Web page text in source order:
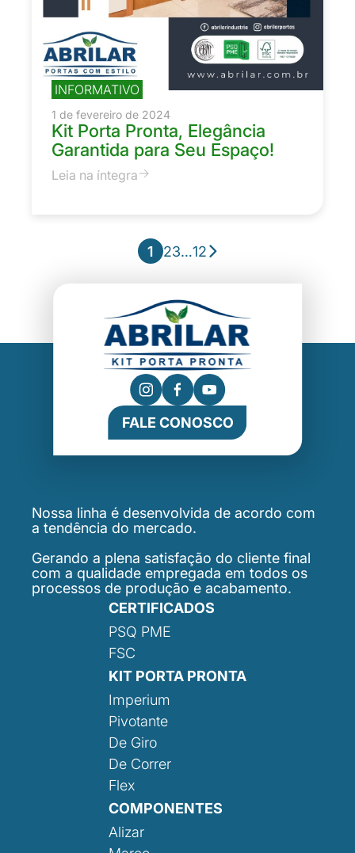
INFORMATIVO
1 de fevereiro de 2024
Kit Porta Pronta, Elegância
Garantida para Seu Espaço!
Leia na íntegra
1 23…12
FALE CONOSCO
Nossa linha é desenvolvida de acordo com
a tendência do mercado.
Gerando a plena satisfação do cliente final
com a qualidade empregada em todos os
processos de produção e acabamento.
CERTIFICADOS
PSQ PME
FSC
KIT PORTA PRONTA
Imperium
Pivotante
De Giro
De Correr
Flex
COMPONENTES
Alizar